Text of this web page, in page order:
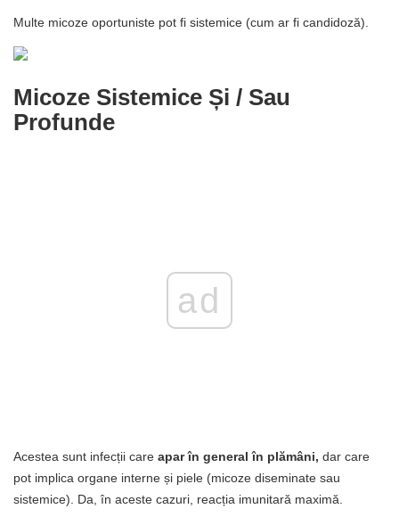
Multe micoze oportuniste pot fi sistemice (cum ar fi candidoză).
Micoze Sistemice Și / Sau
Profunde
ad
Acestea sunt infecții care apar în general în plămâni, dar care
pot implica organe interne și piele (micoze diseminate sau
sistemice). Da, în aceste cazuri, reacția imunitară maximă.